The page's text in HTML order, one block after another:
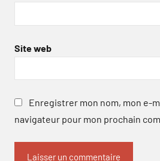
Site web
Enregistrer mon nom, mon e-
navigateur pour mon prochain